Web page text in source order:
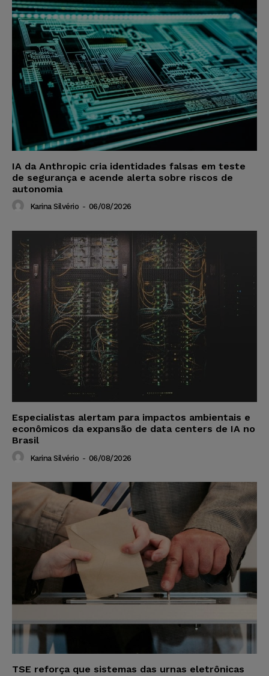
IA da Anthropic cria identidades falsas em teste
de segurança e acende alerta sobre riscos de
autonomia
Karina Silvério - 06/08/2026
Especialistas alertam para impactos ambientais e
econômicos da expansão de data centers de IA no
Brasil
Karina Silvério - 06/08/2026
TSE reforça que sistemas das urnas eletrônicas